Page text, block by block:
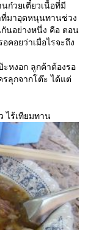
ก๋วยเตี๋ยวเนื้อที่มี
ที่มาอุดหนุนทานช่วง
กันอย่างหนึ่ง คือ ตอน
คอยว่าเมื่อไรจะถึง
หงอก ลูกค้าต้องรอ
ลุกจากโต๊ะ ได้แต่
ไร้เทียมทาน